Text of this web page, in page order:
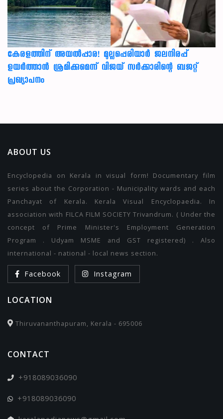
കേരളത്തിന് അ‌യൽപ്പാര! മുല്ലപ്പെരിയാർ ജലനിരപ്പ്
ഉയർത്താൻ ശ്രമിക്കുമെന്ന് വിജയ് സർക്കാരിന്റെ ബജറ്റ്
പ്രഖ്യാപനം
ABOUT US
Encyclopedia on Kerala in visual form! Documentary film
series about the Corporation - Municipality wards and each
Panchayat of Kerala. Kerala Visual Encyclopaedia. In
association with FILCA FILM SOCIETY Trivandrum. ( Under the
concept of Prime Minister's Employment Generation
Program . Udyam MSME and GST registered) . Also
international - national - local news section.
Facebook Instagram
LOCATION
Thiruvananthapuram, Kerala - 695006
CONTACT
+918089036090
+918089036090